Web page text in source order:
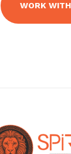
WORK